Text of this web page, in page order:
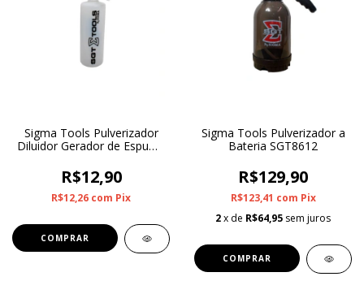
Sigma Tools Pulverizador
Diluidor Gerador de Espuma
R$12,90
R$12,26 com Pix
Sigma Tools Pulverizador a
Bateria SGT8612
R$129,90
R$123,41 com Pix
2x de R$64,95 sem juros